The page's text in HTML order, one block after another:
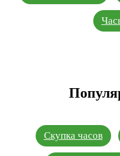
Скупка часов